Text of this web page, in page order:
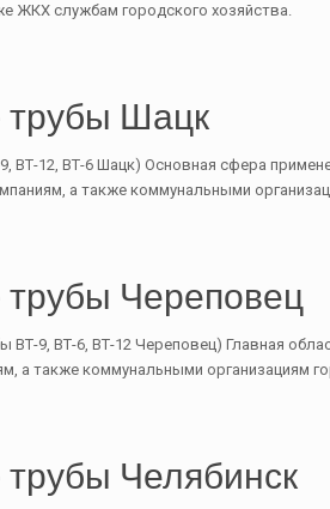
ЖКХ службам городского хозяйства.
трубы Шацк
12, ВТ-6 Шацк) Основная сфера
а также коммунальными
Череповец
9, ВТ-6, ВТ-12 Череповец) Главная
также коммунальными организациям
Челябинск